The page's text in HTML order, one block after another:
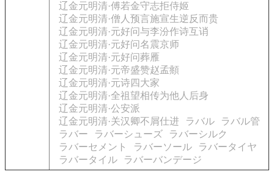
辽金元明清·傅若金守志拒侍姬
辽金元明清·僧人预言施宣生逆反而贵
辽金元明清·元好问与李汾作诗互诮
辽金元明清·元好问名震京师
辽金元明清·元好问葬雁
辽金元明清·元帝盛赞赵孟頫
辽金元明清·元诗四大家
辽金元明清·全祖望相传为他人后身
辽金元明清·公安派
辽金元明清·关汉卿不屑仕进
ラバル
ラバル管
ラバー
ラバーシューズ
ラバーシルク
ラバーセメント
ラバーソール
ラバータイヤ
ラバータイル
ラバーバンデージ